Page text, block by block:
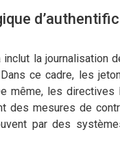
la journalisation
ce cadre, les
même, les directives
des mesures de
par des